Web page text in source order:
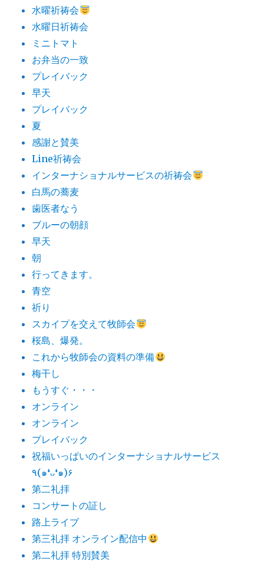
水曜祈祷会
水曜日祈祷会
ミニトマト
お弁当の一致
プレイバック
早天
プレイバック
夏
感謝と賛美
Line祈祷会
インターナショナルサービスの祈祷会
白馬の蕎麦
歯医者なう
ブルーの朝顔
早天
朝
行ってきます。
青空
祈り
スカイプを交えて牧師会
桜島、爆発。
これから牧師会の資料の準備
梅干し
もうすぐ・・・
オンライン
オンライン
プレイバック
祝福いっぱいのインターナショナルサービス
٩(๑❛ᴗ❛๑)۶
第二礼拝
コンサートの証し
路上ライブ
第三礼拝 オンライン配信中
第二礼拝 特別賛美